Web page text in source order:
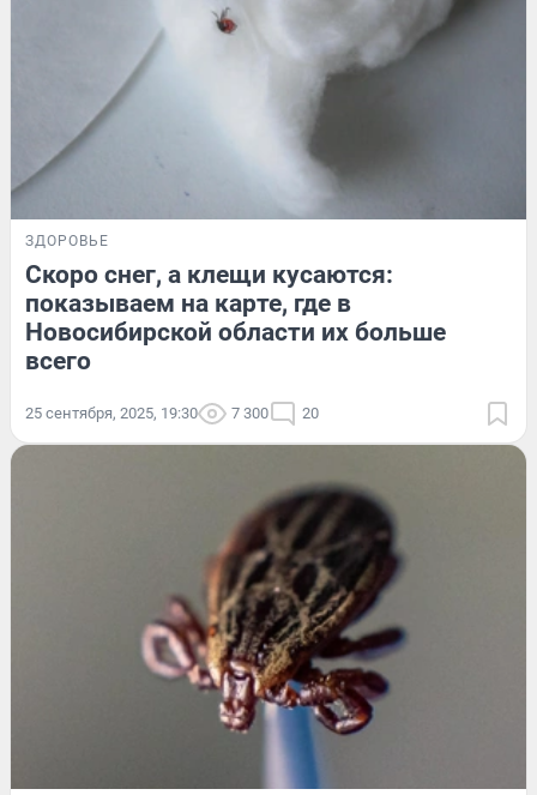
ЗДОРОВЬЕ
Скоро снег, а клещи кусаются:
показываем на карте, где в
Новосибирской области их больше
всего
25 сентября, 2025, 19:30 7 300 20